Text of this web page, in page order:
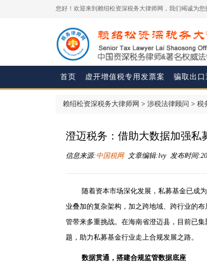
您好！欢迎来到赖绍松资深税务大律师网，我们竭诚为
首页 虚开增值税专用发票案 骗取出口
赖绍松资深税务大律师网 > 涉税法律顾问 > 税
澄迈税务：借助大数据加强私
信息来源:中国税网文章编辑:lvy 发布时间
随着资本市场深化发展，私募基金已成
业叠加的复杂架构，加之跨地域、跨行业的
管带来多重挑战。在海南省澄迈县，目前已集
题，助力私募基金行业走上合规发展之路。
数据贯通，搭建合规监管数据底座